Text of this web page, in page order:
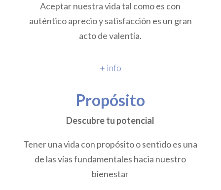
Aceptar nuestra vida tal como es con
auténtico aprecio y satisfacción es un gran
acto de valentía.
+ info
Propósito
Descubre tu potencial
Tener una vida con propósito o sentido es una
de las vías fundamentales hacia nuestro
bienestar